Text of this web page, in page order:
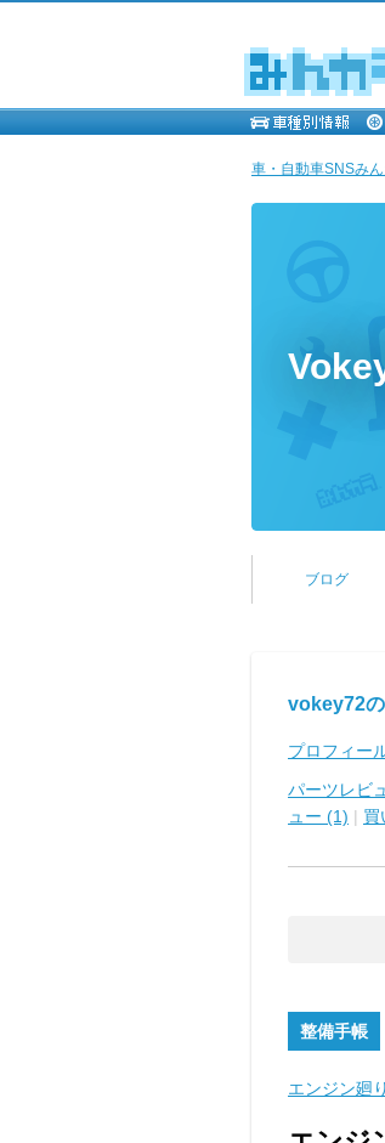
車・自動車SNSみん
ブログ
vokey72
プロフィー
パーツレビ
ュー (1) | 買
整備手帳
エンジン廻り